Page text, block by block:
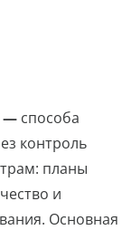
— способа
контроль
планы
и
Основная